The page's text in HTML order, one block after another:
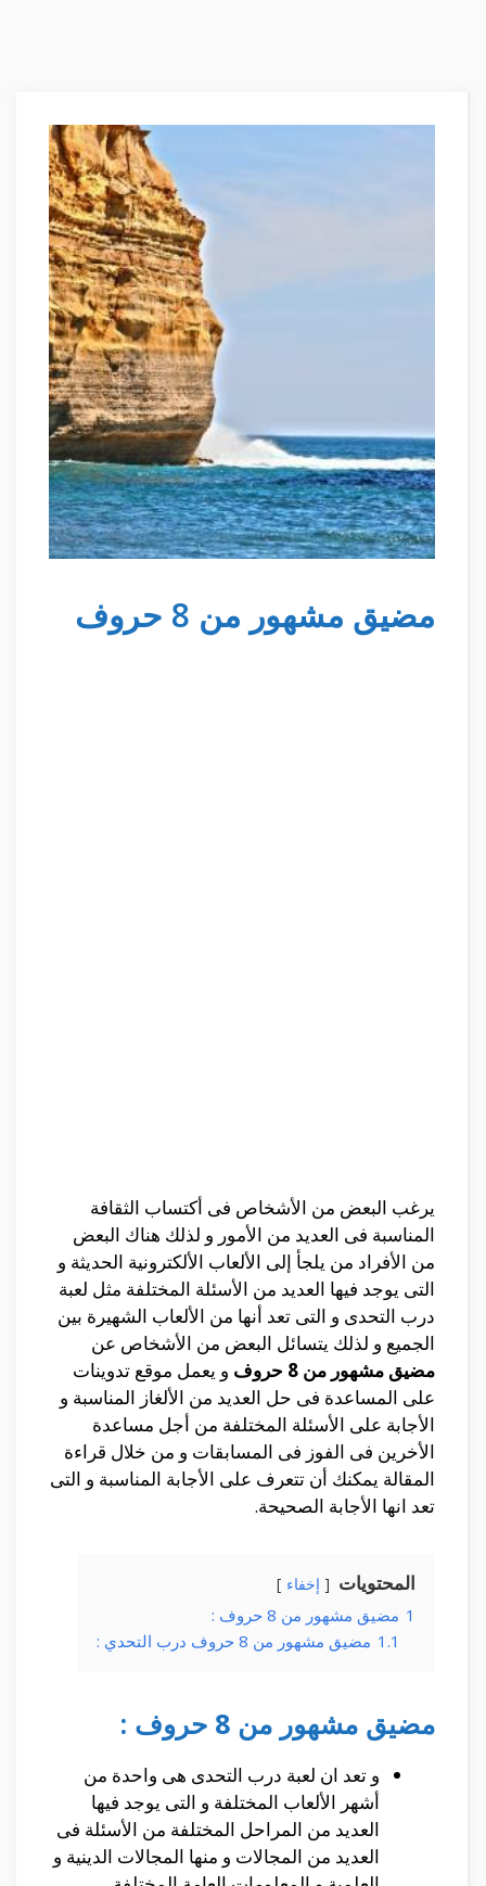
مضيق مشهور من 8 حروف
يرغب البعض من الأشخاص فى أكتساب الثقافة
المناسبة فى العديد من الأمور و لذلك هناك البعض
من الأفراد من يلجأ إلى الألعاب الألكترونية الحديثة و
التى يوجد فيها العديد من الأسئلة المختلفة مثل لعبة
درب التحدى و التى تعد أنها من الألعاب الشهيرة بين
الجميع و لذلك يتسائل البعض من الأشخاص عن
مضيق مشهور من 8 حروف
و يعمل موقع تدوينات
على المساعدة فى حل العديد من الألغاز المناسبة و
الأجابة على الأسئلة المختلفة من أجل مساعدة
الأخرين فى الفوز فى المسابقات و من خلال قراءة
المقالة يمكنك أن تتعرف على الأجابة المناسبة و التى
تعد انها الأجابة الصحيحة.
المحتويات إخفاء
1 مضيق مشهور من 8 حروف :
1.1 مضيق مشهور من 8 حروف درب التحدي :
مضيق مشهور من 8 حروف :
و تعد ان لعبة درب التحدى هى واحدة من
أشهر الألعاب المختلفة و التى يوجد فيها
العديد من المراحل المختلفة من الأسئلة فى
العديد من المجالات و منها المجالات الدينية و